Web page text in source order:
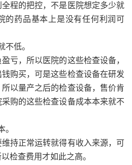
程的把控，不是医院想定多少就
的药品基本上是没有任何利润可
不低。
亏，所以医院的这些检查设备，
购买，可是这些检查设备在研发
以量产之后的检查设备，售价肯
购的这些检查设备成本本来就不
。
持正常运转就得有收入来源，可
检查费用才如此之高。